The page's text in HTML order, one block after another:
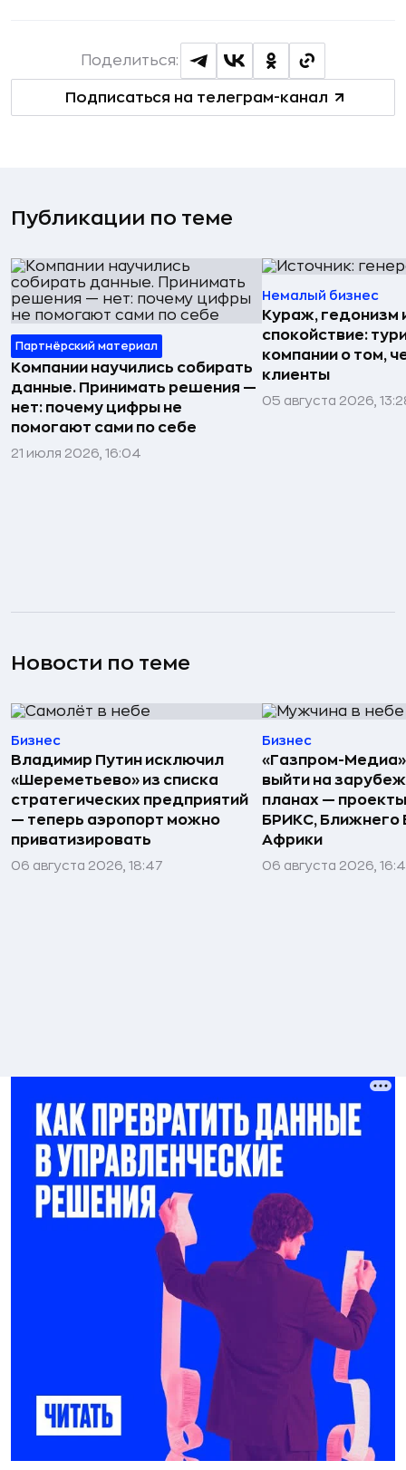
Подписаться на телеграм-канал
Поделиться:
Публикации по теме
Партнёрский материал
Компании научились собирать
данные. Принимать решения —
нет: почему цифры не
помогают сами по себе
21 июля 2026, 16:04
Немалый бизнес
Кураж, гедонизм
спокойствие:
компании о том,
клиенты
05 августа 2026,
Новости по теме
Бизнес
Владимир Путин исключил
«Шереметьево» из списка
стратегических предприятий
— теперь аэропорт можно
приватизировать
06 августа 2026, 18:47
Бизнес
«Газпром-Медиа»
выйти на
планах —
БРИКС, Ближнего
Африки
06 августа 2026,